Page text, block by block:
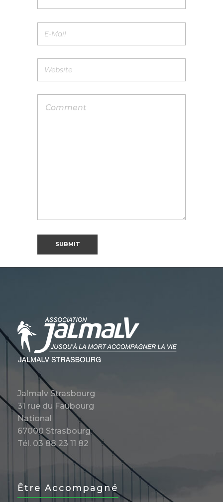
Jalmalv Strasbourg
31 rue du Faubourg
National
67000 Strasbourg
Tél. 03 88 23 11 82
Être Accompagné